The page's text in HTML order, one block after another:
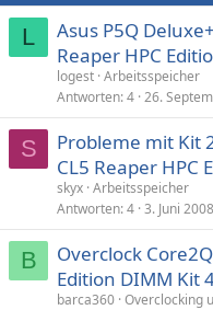
L
Asus P5Q
Reaper HPC
logest Arbeitsspeicher
Antworten 4 26.
S
Probleme mit Kit
CL5 Reaper HPC
skyx Arbeitsspeicher
Antworten 4 3. Juni 2008
B
Overclock
Edition DIMM Kit
barca360 Overclocking